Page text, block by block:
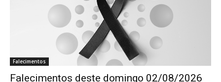
Falecimentos
Falecimentos deste domingo 02/08/2026